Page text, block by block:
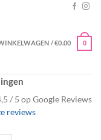
/€0.00 0
/ 5 op Google Reviews
reviews